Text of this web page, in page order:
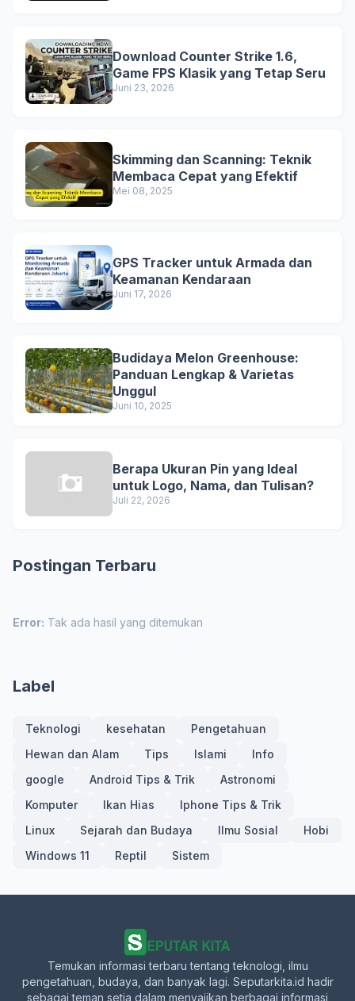
Download Counter Strike 1.6,
Game FPS Klasik yang Tetap Seru
Juni 23, 2026
Skimming dan Scanning: Teknik
Membaca Cepat yang Efektif
Mei 08, 2025
GPS Tracker untuk Armada dan
Keamanan Kendaraan
Juni 17, 2026
Budidaya Melon Greenhouse:
Panduan Lengkap & Varietas
Unggul
Juni 10, 2025
Berapa Ukuran Pin yang Ideal
untuk Logo, Nama, dan Tulisan?
Juli 22, 2026
Postingan Terbaru
Error: Tak ada hasil yang ditemukan
Label
Teknologi kesehatan
Pengetahuan
Hewan dan Alam
Tips Islami
Info
google
Android Tips & Trik
Astronomi
Komputer
Ikan Hias
Iphone Tips & Trik
Linux
Sejarah dan Budaya Ilmu Sosial
Hobi
Windows 11
Reptil Sistem
Temukan informasi terbaru tentang teknologi, ilmu
pengetahuan, budaya, dan banyak lagi. Seputarkita.id hadir
sebagai teman setia dalam menyajikan berbagai informasi